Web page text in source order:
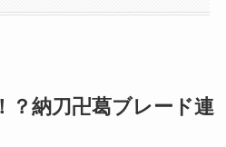
？納刀卍葛ブレード連